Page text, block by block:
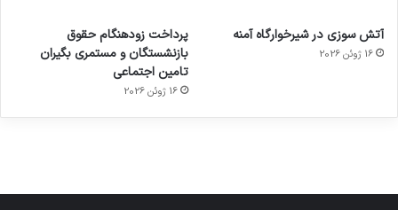
آتش سوزی در شیرخوارگاه آمنه
16 ژوئن 2026
پرداخت زودهنگام حقوق
بازنشستگان و مستمری بگیران
تامین اجتماعی
16 ژوئن 2026
برای
کشف
توسط
مجازی
…
ساعت
هوشمند
با طعم
توسط
ژاکت
در
های
2023
توسط